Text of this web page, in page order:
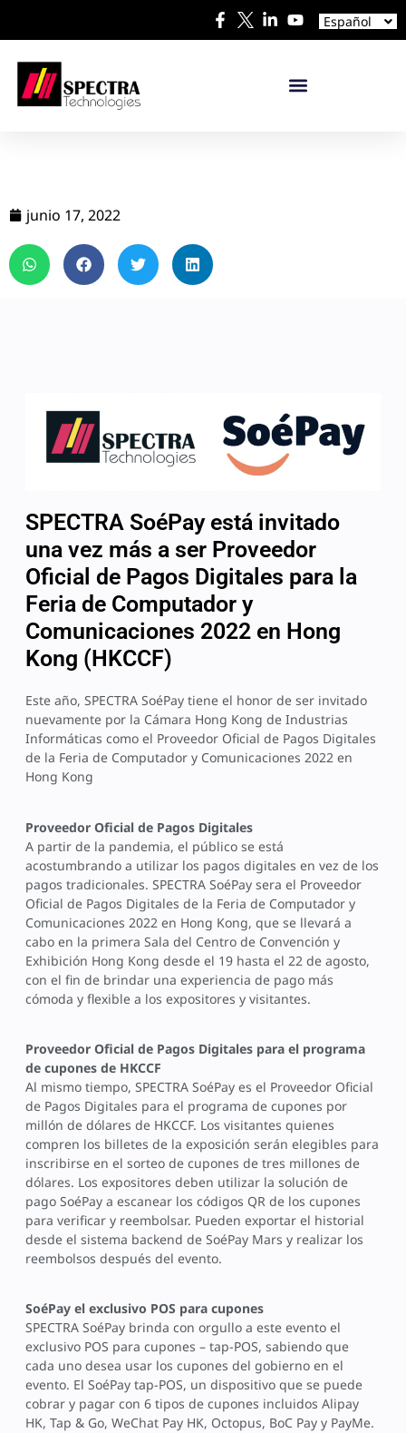
Español
日本語
junio 17, 2022
SPECTRA SoéPay está invitado
una vez más a ser Proveedor
Oficial de Pagos Digitales para la
Feria de Computador y
Comunicaciones 2022 en Hong
Kong (HKCCF)
Este año, SPECTRA SoéPay tiene el honor de ser invitado
nuevamente por la Cámara Hong Kong de Industrias
Informáticas como el Proveedor Oficial de Pagos Digitales
de la Feria de Computador y Comunicaciones 2022 en
Hong Kong
Proveedor Oficial de Pagos Digitales
A partir de la pandemia, el público se está
acostumbrando a utilizar los pagos digitales en vez de los
pagos tradicionales. SPECTRA SoéPay sera el Proveedor
Oficial de Pagos Digitales de la Feria de Computador y
Comunicaciones 2022 en Hong Kong, que se llevará a
cabo en la primera Sala del Centro de Convención y
Exhibición Hong Kong desde el 19 hasta el 22 de agosto,
con el fin de brindar una experiencia de pago más
cómoda y flexible a los expositores y visitantes.
Proveedor Oficial de Pagos Digitales para el programa
de cupones de HKCCF
Al mismo tiempo, SPECTRA SoéPay es el Proveedor Oficial
de Pagos Digitales para el programa de cupones por
millón de dólares de HKCCF. Los visitantes quienes
compren los billetes de la exposición serán elegibles para
inscribirse en el sorteo de cupones de tres millones de
dólares. Los expositores deben utilizar la solución de
pago SoéPay a escanear los códigos QR de los cupones
para verificar y reembolsar. Pueden exportar el historial
desde el sistema backend de SoéPay Mars y realizar los
reembolsos después del evento.
SoéPay el exclusivo POS para cupones
SPECTRA SoéPay brinda con orgullo a este evento el
exclusivo POS para cupones – tap-POS, sabiendo que
cada uno desea usar los cupones del gobierno en el
evento. El SoéPay tap-POS, un dispositivo que se puede
cobrar y pagar con 6 tipos de cupones incluidos Alipay
HK, Tap & Go, WeChat Pay HK, Octopus, BoC Pay y PayMe.